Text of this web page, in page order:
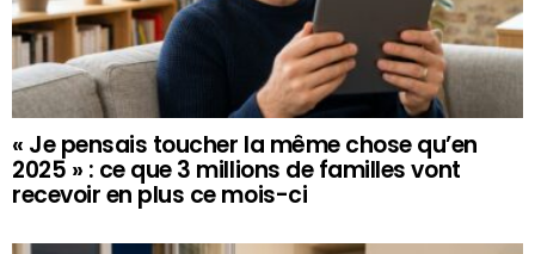
« Je pensais toucher la même chose qu’en
2025 » : ce que 3 millions de familles vont
recevoir en plus ce mois-ci